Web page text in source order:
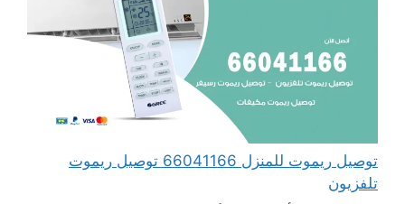
توصيل ريموت للمنزل 66041166 توصيل ريموت
تلفزيون